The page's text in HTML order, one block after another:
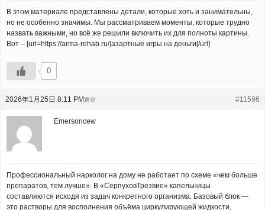
В этом материале представлены детали, которые хоть и занимательны,
но не особенно значимы. Мы рассматриваем моменты, которые трудно
назвать важными, но всё же решили включить их для полноты картины.
Вот – [url=https://arma-rehab.ru/]азартные игры на деньги[/url]
0
2026年1月25日 8:11 PM #11596
返信
Emersoncew
Профессиональный нарколог на дому не работает по схеме «чем больше
препаратов, тем лучше». В «СерпуховТрезвие» капельницы
составляются исходя из задач конкретного организма. Базовый блок —
это растворы для восполнения объёма циркулирующей жидкости,